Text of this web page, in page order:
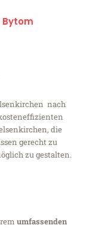
Bytom
nach
die
gerecht zu
zu gestalten.
umfassenden